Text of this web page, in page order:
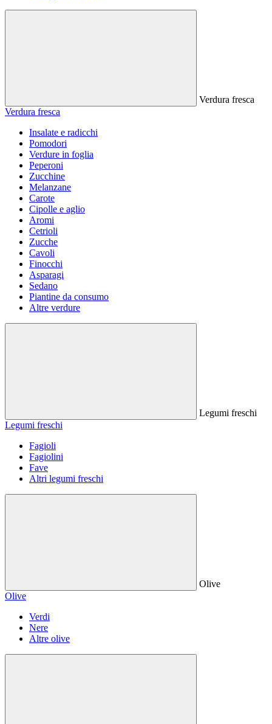
Verdura fresca
Verdura fresca
Insalate e radicchi
Pomodori
Verdure in foglia
Peperoni
Zucchine
Melanzane
Carote
Cipolle e aglio
Aromi
Cetrioli
Zucche
Cavoli
Finocchi
Asparagi
Sedano
Piantine da consumo
Altre verdure
Legumi freschi
Legumi freschi
Fagioli
Fagiolini
Fave
Altri legumi freschi
Olive
Olive
Verdi
Nere
Altre olive